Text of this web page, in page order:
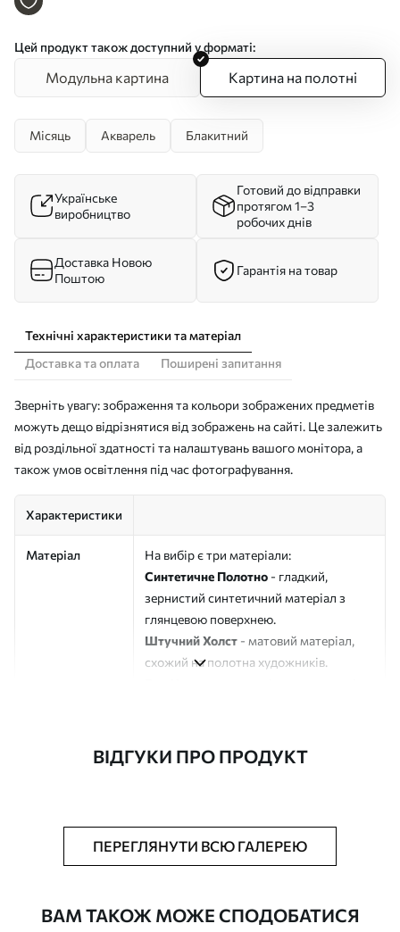
Цей продукт також доступний у форматі:
Модульна картина Картина на полотні
Місяць Акварель Блакитний
Українське
виробництво
Готовий до відправки
протягом 1–3
робочих днів
Доставка Новою
Поштою
Гарантія на товар
Технічні характеристики та матеріал
Доставка та оплата
Поширені запитання
Зверніть увагу: зображення та кольори зображених предметів
можуть дещо відрізнятися від зображень на сайті. Це залежить
від роздільної здатності та налаштувань вашого монітора, а
також умов освітлення під час фотографування.
Характеристики
Матеріал
На вибір є три матеріали:
Синтетичне Полотно - гладкий,
зернистий синтетичний матеріал з
глянцевою поверхнею.
Штучний Холст - матовий матеріал,
схожий на полотна художників.
Додатково Можна додати лакове покриття.
ВІДГУКИ ПРО ПРОДУКТ
ПЕРЕГЛЯНУТИ ВСЮ ГАЛЕРЕЮ
ВАМ ТАКОЖ МОЖЕ СПОДОБАТИСЯ